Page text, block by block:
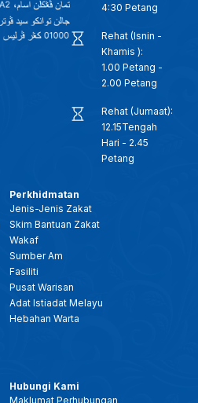
4:30 Petang
Rehat (Isnin -
Khamis ):
1.00 Petang -
2.00 Petang
Rehat (Jumaat):
12.15Tengah
Hari - 2.45
Petang
Perkhidmatan
Jenis-Jenis Zakat
Skim Bantuan Zakat
Wakaf
Sumber Am
Fasiliti
Pusat Warisan
Adat Istiadat Melayu
Hebahan Warta
Hubungi Kami
Maklumat Perhubungan